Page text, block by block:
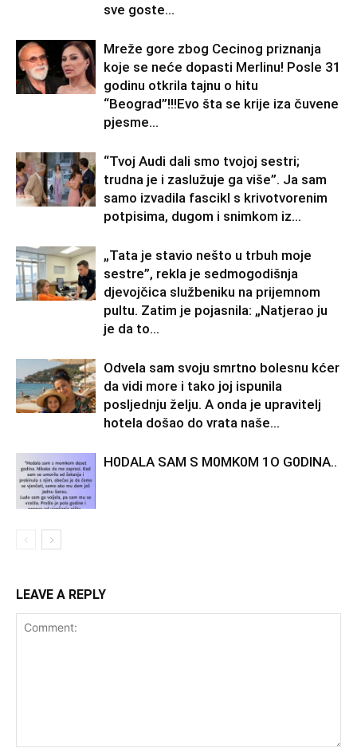
sve goste...
Mreže gore zbog Cecinog priznanja
koje se neće dopasti Merlinu! Posle 31
godinu otkrila tajnu o hitu
“Beograd”!!!Evo šta se krije iza čuvene
pjesme...
“Tvoj Audi dali smo tvojoj sestri;
trudna je i zaslužuje ga više”. Ja sam
samo izvadila fascikl s krivotvorenim
potpisima, dugom i snimkom iz...
„Tata je stavio nešto u trbuh moje
sestre”, rekla je sedmogodišnja
djevojčica službeniku na prijemnom
pultu. Zatim je pojasnila: „Natjerao ju
je da to...
Odvela sam svoju smrtno bolesnu kćer
da vidi more i tako joj ispunila
posljednju želju. A onda je upravitelj
hotela došao do vrata naše...
H0DALA SAM S M0MK0M 1O G0DINA..
LEAVE A REPLY